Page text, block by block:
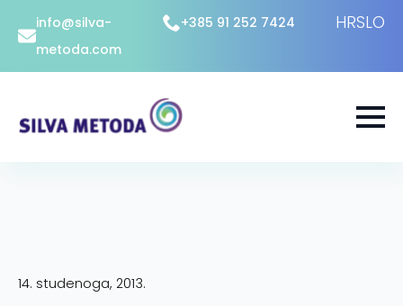
info@silva-
metoda.com
+385 91 252 7424 HRSLO
14. studenoga, 2013.